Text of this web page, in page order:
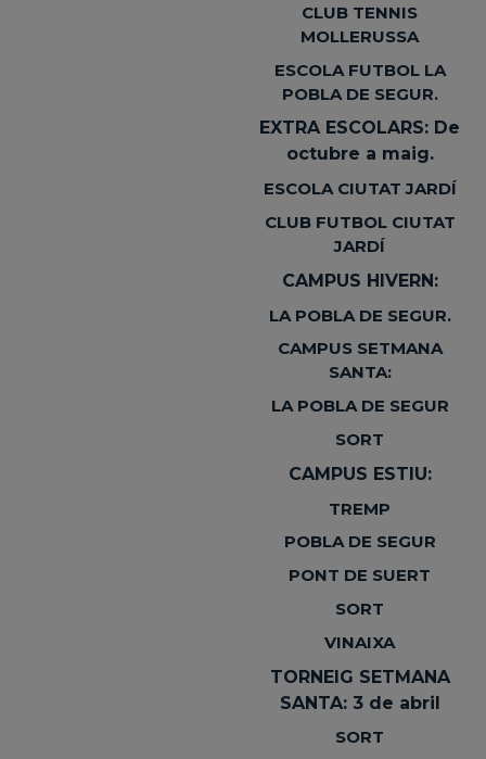
CLUB TENNIS
MOLLERUSSA
ESCOLA FUTBOL LA
POBLA DE SEGUR.
EXTRA ESCOLARS: De
octubre a maig.
ESCOLA CIUTAT JARDÍ
CLUB FUTBOL CIUTAT
JARDÍ
CAMPUS HIVERN:
LA POBLA DE SEGUR.
CAMPUS SETMANA
SANTA:
LA POBLA DE SEGUR
SORT
CAMPUS ESTIU:
TREMP
POBLA DE SEGUR
PONT DE SUERT
SORT
VINAIXA
TORNEIG SETMANA
SANTA: 3 de abril
SORT